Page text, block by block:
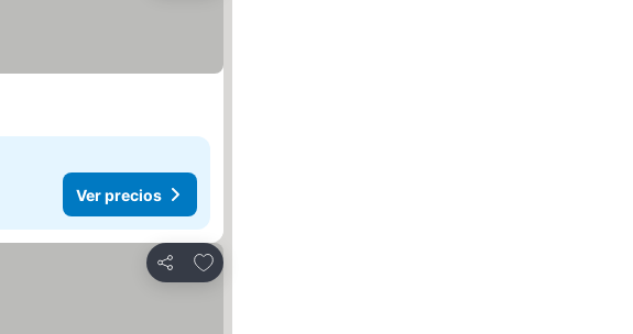
Ver precios
Compartir
Agregar a favoritos